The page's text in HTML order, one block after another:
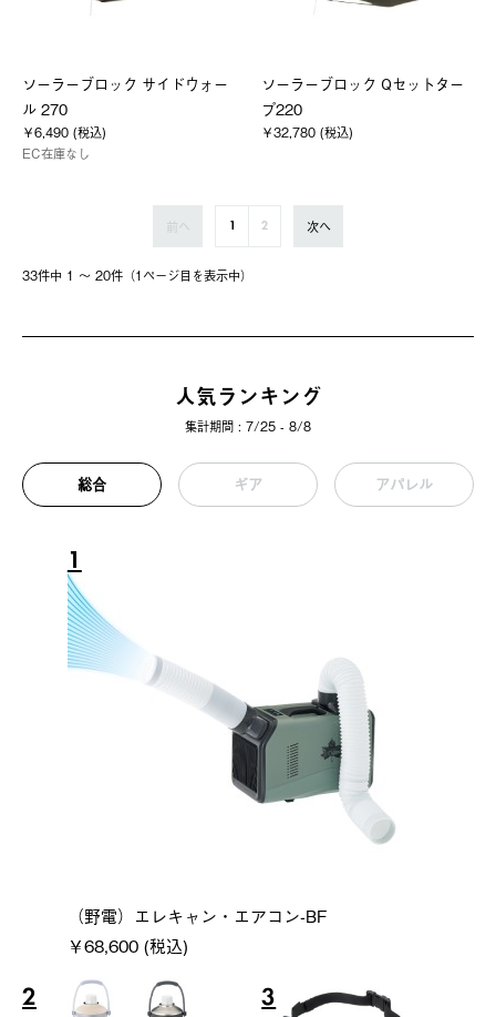
ソーラーブロック サイドウォー
ル 270
￥6,490 (税込)
EC在庫なし
ソーラーブロック Qセットター
プ220
￥32,780 (税込)
33件中 1 〜 20件（1ページ⽬を表⽰中）
前へ 1 2 次へ
人気ランキング
集計期間 : 7/25 - 8/8
総合 ギア アパレル
1
（野電）エレキャン・エアコン-BF
￥68,600 (税込)
2 3